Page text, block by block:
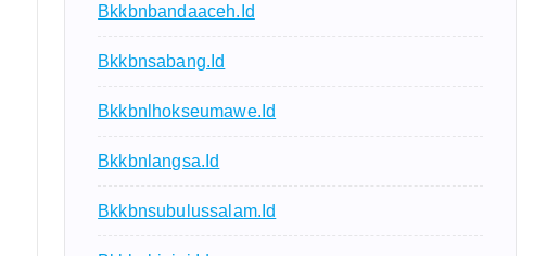
Bkkbnbandaaceh.id
Bkkbnsabang.id
Bkkbnlhokseumawe.id
Bkkbnlangsa.id
Bkkbnsubulussalam.id